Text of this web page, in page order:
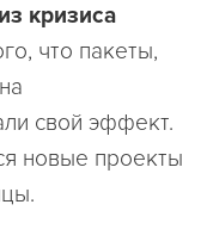
кризиса
что пакеты,
свой эффект.
новые проекты